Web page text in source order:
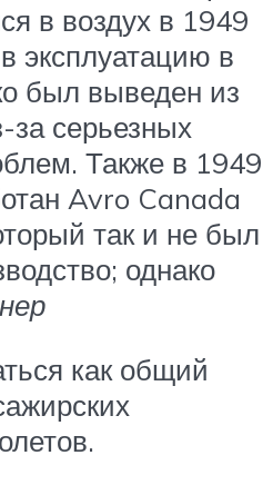
в воздух в 1949
эксплуатацию в
был выведен из
за серьезных
Также в 1949
Avro Canada
так и не был
однако
как общий